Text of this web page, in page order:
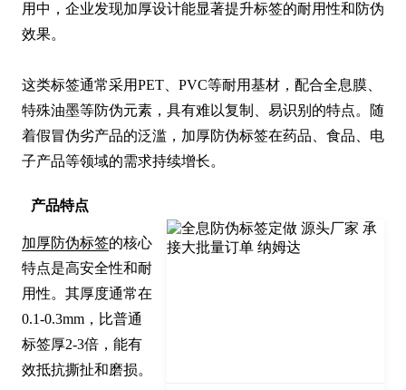
用中，企业发现加厚设计能显著提升标签的耐用性和防伪
效果。
这类标签通常采用PET、PVC等耐用基材，配合全息膜、
特殊油墨等防伪元素，具有难以复制、易识别的特点。随
着假冒伪劣产品的泛滥，加厚防伪标签在药品、食品、电
子产品等领域的需求持续增长。
产品特点
加厚防伪标签的核心
特点是高安全性和耐
用性。其厚度通常在
0.1-0.3mm，比普通
标签厚2-3倍，能有
效抵抗撕扯和磨损。